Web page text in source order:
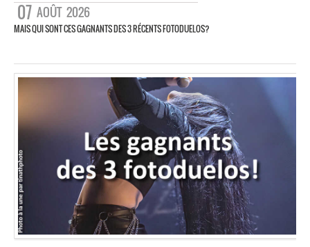
07 AOÛT 2026
MAIS QUI SONT CES GAGNANTS DES 3 RÉCENTS FOTODUELOS?